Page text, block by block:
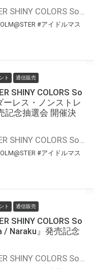
#アイドルマス
ト 通信販売
SHINY COLORS So
レス・ノンストレ
記念抽選会 開催決
#アイドルマス
ト 通信販売
SHINY COLORS So
/ Naraku』発売記念